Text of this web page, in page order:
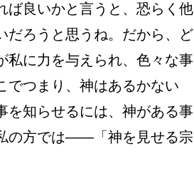
ば良いかと言うと、恐らく他
だろうと思うね。だから、ど
私に力を与えられ、色々な事
でつまり、神はあるかない
を知らせるには、神がある事
の方では――「神を見せる宗